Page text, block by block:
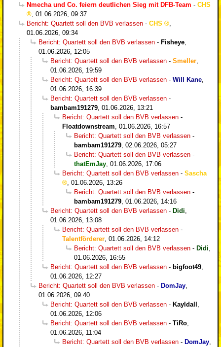
Nmecha und Co. feiern deutlichen Sieg mit DFB-Team - CHS
, 01.06.2026, 09:37
Bericht: Quartett soll den BVB verlassen - CHS
,
01.06.2026, 09:34
Bericht: Quartett soll den BVB verlassen - Fisheye,
01.06.2026, 12:05
Bericht: Quartett soll den BVB verlassen - Smeller,
01.06.2026, 19:59
Bericht: Quartett soll den BVB verlassen - Will Kane,
01.06.2026, 16:39
Bericht: Quartett soll den BVB verlassen -
bambam191279, 01.06.2026, 13:21
Bericht: Quartett soll den BVB verlassen -
Floatdownstream, 01.06.2026, 16:57
Bericht: Quartett soll den BVB verlassen -
bambam191279, 02.06.2026, 05:27
Bericht: Quartett soll den BVB verlassen -
thatEmJay, 01.06.2026, 17:06
Bericht: Quartett soll den BVB verlassen - Sascha
, 01.06.2026, 13:26
Bericht: Quartett soll den BVB verlassen -
bambam191279, 01.06.2026, 14:16
Bericht: Quartett soll den BVB verlassen - Didi,
01.06.2026, 13:08
Bericht: Quartett soll den BVB verlassen -
Talentförderer, 01.06.2026, 14:12
Bericht: Quartett soll den BVB verlassen - Didi,
01.06.2026, 16:55
Bericht: Quartett soll den BVB verlassen - bigfoot49,
01.06.2026, 12:27
Bericht: Quartett soll den BVB verlassen - DomJay,
01.06.2026, 09:40
Bericht: Quartett soll den BVB verlassen - Kayldall ,
01.06.2026, 12:06
Bericht: Quartett soll den BVB verlassen - TiRo,
01.06.2026, 11:04
Bericht: Quartett soll den BVB verlassen - DomJay,